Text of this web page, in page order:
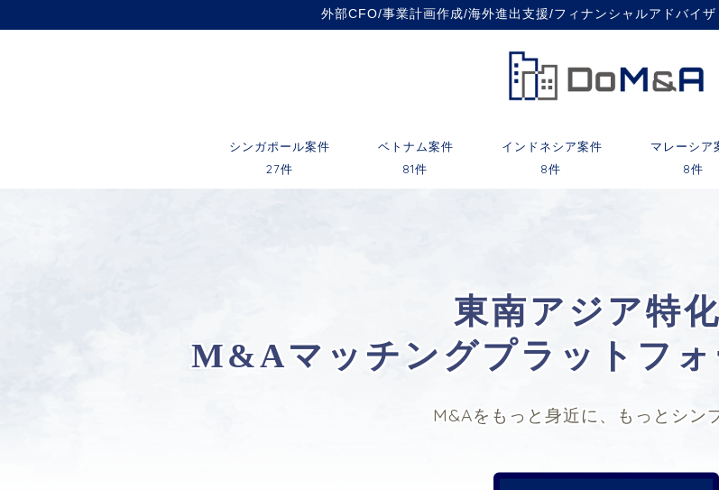
外部CFO/事業計画作成/海外進出支援/フィナンシャルアドバイ
シンガポール案件
27件
ベトナム案件
81件
インドネシア案件
8件
マレーシア
8件
東南アジア特
M&Aマッチングプラットフォ
M&Aをもっと身近に、もっとシン